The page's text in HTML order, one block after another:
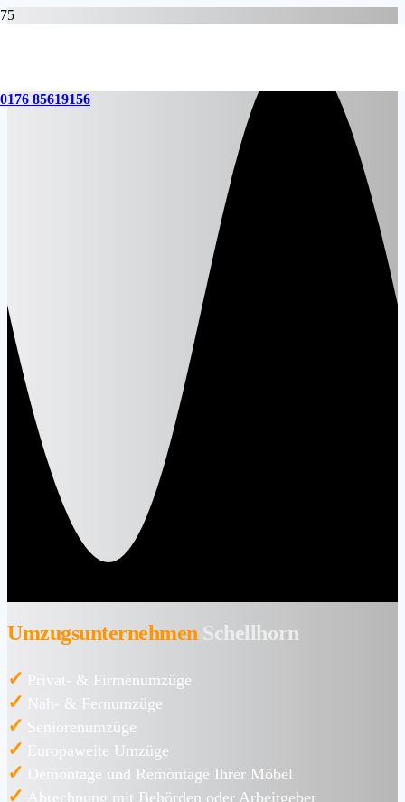
0176 85619156
Umzugsunternehmen Schellhorn
✓ Privat- & Firmenumzüge
✓ Nah- & Fernumzüge
✓ Seniorenumzüge
✓ Europaweite Umzüge
✓ Demontage und Remontage Ihrer Möbel
✓ Abrechnung mit Behörden oder Arbeitgeber